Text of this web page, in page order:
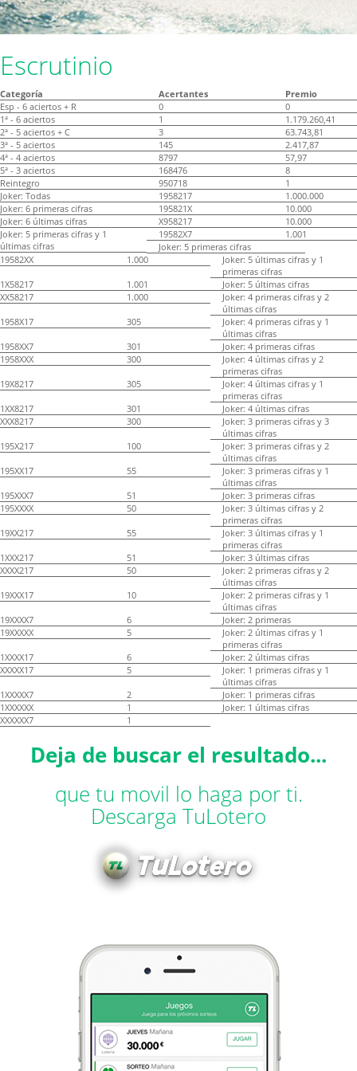
Escrutinio
Categoría Acertantes
Premio
Esp - 6 aciertos + R
0
0
1ª - 6 aciertos
1
1.179.260,41
2ª - 5 aciertos + C
3
63.743,81
3ª - 5 aciertos
145
2.417,87
4ª - 4 aciertos
8797
57,97
5ª - 3 aciertos
168476
8
Reintegro
950718
1
Joker: Todas
1958217
1.000.000
Joker: 6 primeras cifras
195821X
10.000
Joker: 6 últimas cifras
X958217
10.000
Joker: 5 primeras cifras y 1
últimas cifras
19582X7
1.001
Joker: 5 primeras cifras
19582XX
1.000
Joker: 5 últimas cifras y 1
primeras cifras
1X58217
1.001
Joker: 5 últimas cifras
XX58217
1.000
Joker: 4 primeras cifras y 2
últimas cifras
1958X17
305
Joker: 4 primeras cifras y 1
últimas cifras
1958XX7
301
Joker: 4 primeras cifras
1958XXX
300
Joker: 4 últimas cifras y 2
primeras cifras
19X8217
305
Joker: 4 últimas cifras y 1
primeras cifras
1XX8217
301
Joker: 4 últimas cifras
XXX8217
300
Joker: 3 primeras cifras y 3
últimas cifras
195X217
100
Joker: 3 primeras cifras y 2
últimas cifras
195XX17
55
Joker: 3 primeras cifras y 1
últimas cifras
195XXX7
51
Joker: 3 primeras cifras
195XXXX
50
Joker: 3 últimas cifras y 2
primeras cifras
19XX217
55
Joker: 3 últimas cifras y 1
primeras cifras
1XXX217
51
Joker: 3 últimas cifras
XXXX217
50
Joker: 2 primeras cifras y 2
últimas cifras
19XXX17
10
Joker: 2 primeras cifras y 1
últimas cifras
19XXXX7
6
Joker: 2 primeras
19XXXXX
5
Joker: 2 últimas cifras y 1
primeras cifras
1XXXX17
6
Joker: 2 últimas cifras
XXXXX17
5
Joker: 1 primeras cifras y 1
últimas cifras
1XXXXX7
2
Joker: 1 primeras cifras
1XXXXXX
1
Joker: 1 últimas cifras
XXXXXX7
1
Deja de buscar el resultado...
que tu movil lo haga por ti.
Descarga TuLotero